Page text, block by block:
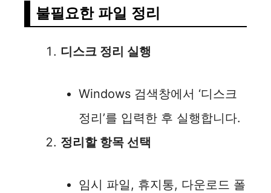
불필요한 파일 정리
디스크 정리 실행
Windows 검색창에서 ‘디스크
정리’를 입력한 후 실행합니다.
정리할 항목 선택
임시 파일, 휴지통, 다운로드 폴